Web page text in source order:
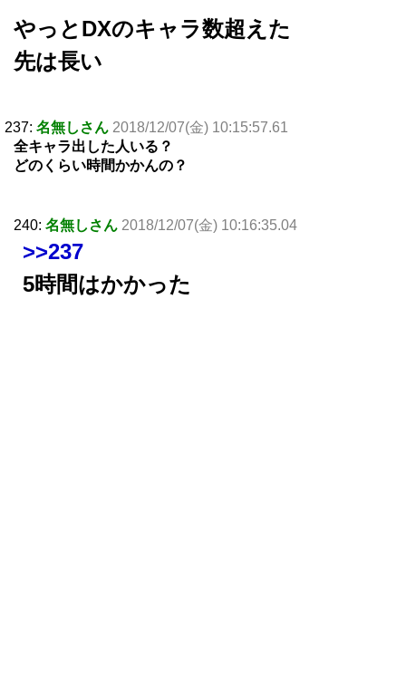
やっとDXのキャラ数超えた
先は長い
237: 名無しさん 2018/12/07(金) 10:15:57.61
全キャラ出した人いる？
どのくらい時間かかんの？
240: 名無しさん 2018/12/07(金) 10:16:35.04
>>237
5時間はかかった